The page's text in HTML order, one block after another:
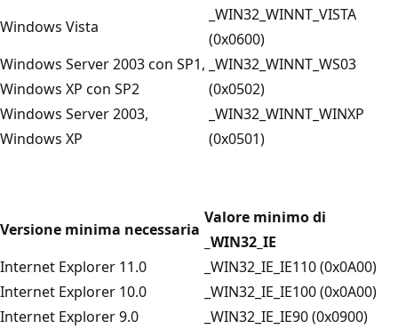
Windows Vista
_WIN32_WINNT_VISTA
(0x0600)
Windows Server 2003 con SP1,
Windows XP con SP2
_WIN32_WINNT_WS03
(0x0502)
Windows Server 2003,
Windows XP
_WIN32_WINNT_WINXP
(0x0501)
Versione minima necessaria
Valore minimo di
_WIN32_IE
Internet Explorer 11.0
_WIN32_IE_IE110 (0x0A00)
Internet Explorer 10.0
_WIN32_IE_IE100 (0x0A00)
Internet Explorer 9.0
_WIN32_IE_IE90 (0x0900)